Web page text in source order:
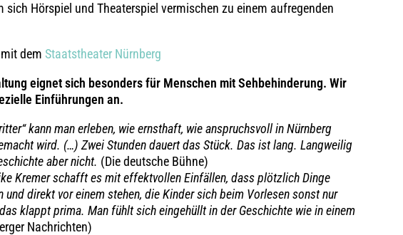
sich Hörspiel und Theaterspiel vermischen zu einem aufregenden
dem Staatstheater Nürnberg
eignet sich besonders für Menschen mit Sehbehinderung. Wir
Einführungen an.
kann man erleben, wie ernsthaft, wie anspruchsvoll in Nürnberg
wird. (…) Zwei Stunden dauert das Stück. Das ist lang. Langweilig
aber nicht. (Die deutsche Bühne)
Kremer schafft es mit effektvollen Einfällen, dass plötzlich Dinge
und direkt vor einem stehen, die Kinder sich beim Vorlesen sonst nur
klappt prima. Man fühlt sich eingehüllt in der Geschichte wie in einem
Nachrichten)